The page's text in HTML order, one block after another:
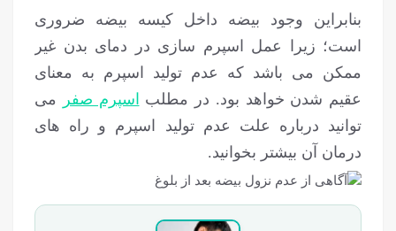
بنابراین وجود بیضه داخل کیسه بیضه ضروری
است؛ زیرا عمل اسپرم سازی در دمای بدن غیر
ممکن می باشد که عدم تولید اسپرم به معنای
عقیم شدن خواهد بود. در مطلب
اسپرم صفر
می
توانید درباره علت عدم تولید اسپرم و راه های
درمان آن بیشتر بخوانید.